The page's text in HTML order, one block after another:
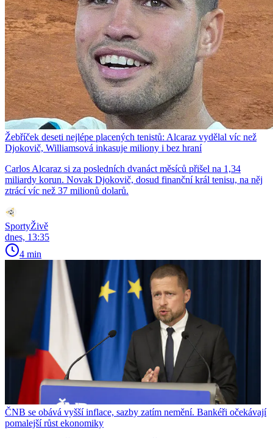
Žebříček deseti nejlépe placených tenistů: Alcaraz vydělal víc než
Djokovič, Williamsová inkasuje miliony i bez hraní
Carlos Alcaraz si za posledních dvanáct měsíců přišel na 1,34
miliardy korun. Novak Djokovič, dosud finanční král tenisu, na něj
ztrácí víc než 37 milionů dolarů.
SportyŽivě
dnes, 13:35
4 min
ČNB se obává vyšší inflace, sazby zatím nemění. Bankéři očekávají
pomalejší růst ekonomiky